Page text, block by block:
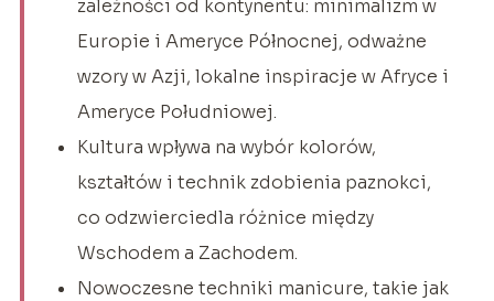
zależności od kontynentu: minimalizm w
Europie i Ameryce Północnej, odważne
wzory w Azji, lokalne inspiracje w Afryce i
Ameryce Południowej.
Kultura wpływa na wybór kolorów,
kształtów i technik zdobienia paznokci,
co odzwierciedla różnice między
Wschodem a Zachodem.
Nowoczesne techniki manicure, takie jak